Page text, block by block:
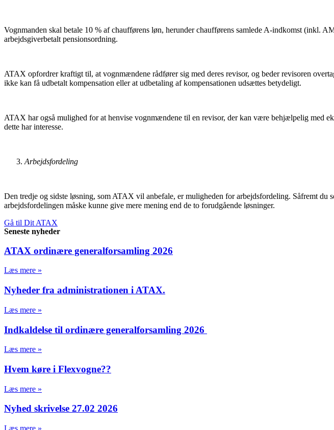
Vognmanden skal betale 10 % af chaufførens løn, herunder chaufførens samlede A-indkomst (inkl.
arbejdsgiverbetalt pensionsordning.
ATAX opfordrer kraftigt til, at vognmændene rådfører sig med deres revisor, og beder revisoren
ikke kan få udbetalt kompensation eller at udbetaling af kompensationen udsættes betydeligt.
ATAX har også mulighed for at henvise vognmændene til en revisor, der kan være behjælpelig med
dette har interesse.
Arbejdsfordeling
Den tredje og sidste løsning, som ATAX vil anbefale, er muligheden for arbejdsfordeling. Såfremt
arbejdsfordelingen måske kunne give mere mening end de to forudgående løsninger.
Gå til Dit ATAX
Seneste nyheder
ATAX ordinære generalforsamling 2026
Læs mere »
Nyheder fra administrationen i ATAX.
Læs mere »
Indkaldelse til ordinære generalforsamling 2026
Læs mere »
Hvem køre i Flexvogne??
Læs mere »
Nyhed skrivelse 27.02 2026